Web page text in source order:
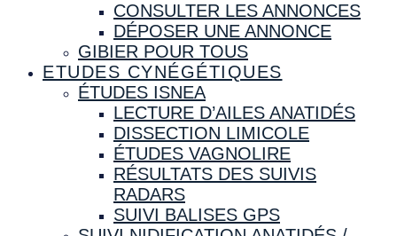
CONSULTER LES ANNONCES
DÉPOSER UNE ANNONCE
GIBIER POUR TOUS
ETUDES CYNÉGÉTIQUES
ÉTUDES ISNEA
LECTURE D’AILES ANATIDÉS
DISSECTION LIMICOLE
ÉTUDES VAGNOLIRE
RÉSULTATS DES SUIVIS
RADARS
SUIVI BALISES GPS